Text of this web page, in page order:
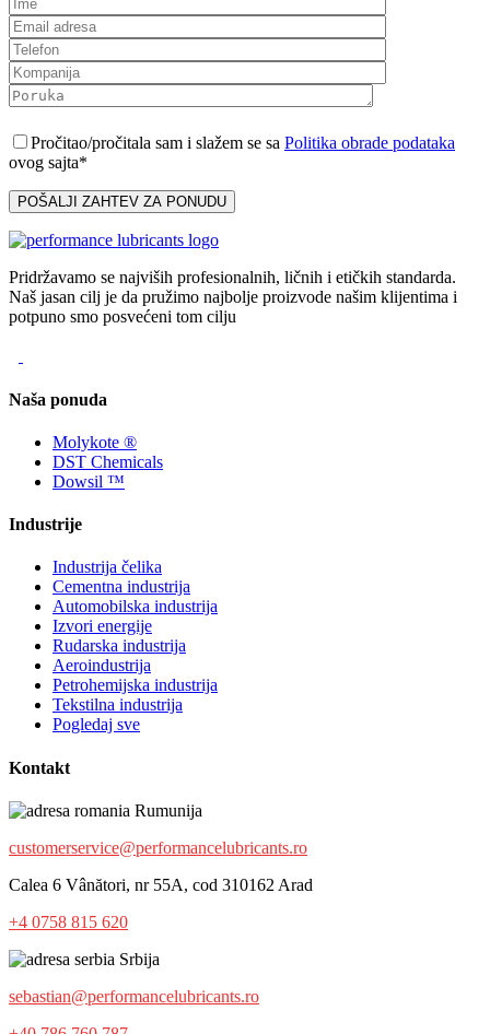
Pročitao/pročitala sam i slažem se sa Politika obrade podataka
ovog sajta*
Pridržavamo se najviših profesionalnih, ličnih i etičkih standarda.
Naš jasan cilj je da pružimo najbolje proizvode našim klijentima i
potpuno smo posvećeni tom cilju
Naša ponuda
Molykote ®
DST Chemicals
Dowsil ™
Industrije
Industrija čelika
Cementna industrija
Automobilska industrija
Izvori energije
Rudarska industrija
Aeroindustrija
Petrohemijska industrija
Tekstilna industrija
Pogledaj sve
Kontakt
Rumunija
customerservice@performancelubricants.ro
Calea 6 Vânători, nr 55A, cod 310162 Arad
+4 0758 815 620
Srbija
sebastian@performancelubricants.ro